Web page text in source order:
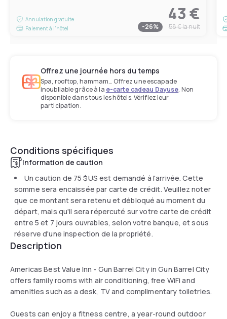
Annulation gratuite
Paiement à l'hôtel
43 €
-26% 58 €la nuit
Offrez une journée hors du temps
Spa, rooftop, hammam… Offrez une escapade
inoubliable grâce à la e-carte cadeau Dayuse. Non
disponible dans tous les hôtels. Vérifiez leur
participation.
Conditions spécifiques
Information de caution
Un caution de 75 $US est demandé à l'arrivée. Cette
somme sera encaissée par carte de crédit. Veuillez noter
que ce montant sera retenu et débloqué au moment du
départ, mais qu'il sera répercuté sur votre carte de crédit
entre 5 et 7 jours ouvrables, selon votre banque, et sous
réserve d'une inspection de la propriété.
Description
Americas Best Value Inn - Gun Barrel City in Gun Barrel City
offers family rooms with air conditioning, free WiFi and
amenities such as a desk, TV and complimentary toiletries.
Guests can enjoy a fitness centre, a year-round outdoor